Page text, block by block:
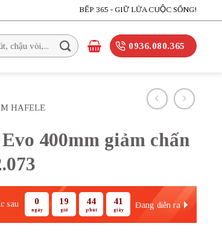
BẾP 365 - GIỮ LỬA CUỘC SỐNG!
0936.080.365
HAFELE
400mm giảm chấn
sau 0
ngày
19
giờ
44
phút
39
giây
Đang diễn ra